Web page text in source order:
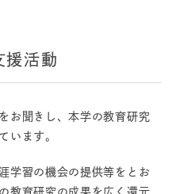
援活動
お聞きし、本学の教育研究
います。
学習の機会の提供等をとお
教育研究の成果を広く還元